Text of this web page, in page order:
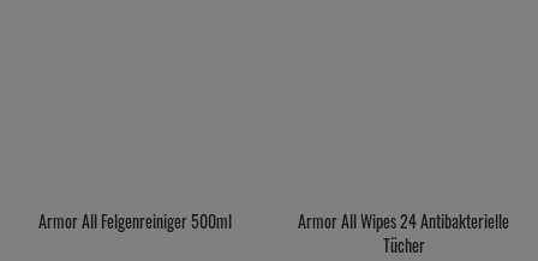
Armor All Felgenreiniger 500ml
Armor All Wipes 24 Antibakterielle
Tücher